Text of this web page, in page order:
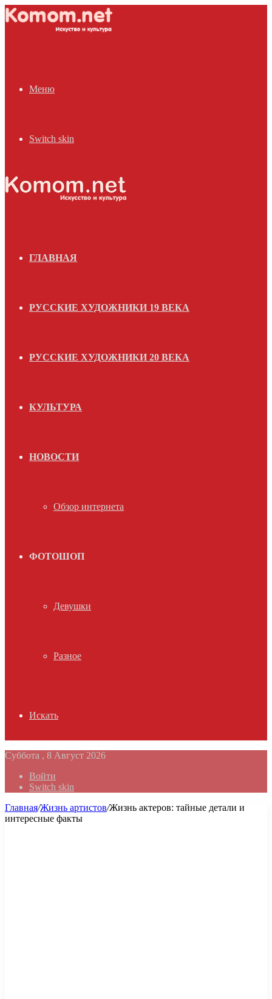
Меню
Switch skin
ГЛАВНАЯ
РУССКИЕ ХУДОЖНИКИ 19 ВЕКА
РУССКИЕ ХУДОЖНИКИ 20 ВЕКА
КУЛЬТУРА
НОВОСТИ
Обзор интернета
ФОТОШОП
Девушки
Разное
Искать
Суббота , 8 Август 2026
Войти
Switch skin
Главная/Жизнь артистов/Жизнь актеров: тайные детали и
интересные факты